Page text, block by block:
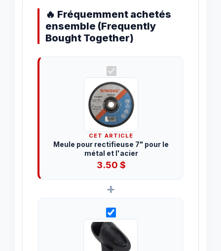
🔥 Fréquemment achetés
ensemble (Frequently
Bought Together)
CET ARTICLE
Meule pour rectifieuse 7" pour le
métal et l'acier
3.50 $
+